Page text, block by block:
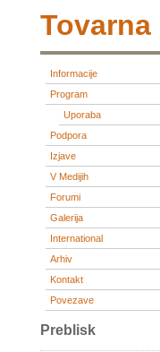
Tovarna
Informacije
Program
Uporaba
Podpora
Izjave
V Medijih
Forumi
Galerija
International
Arhiv
Kontakt
Povezave
Preblisk